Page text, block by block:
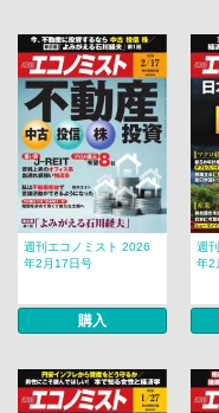
週刊エコノミスト 2026
年2月17日号
購入
週
年2